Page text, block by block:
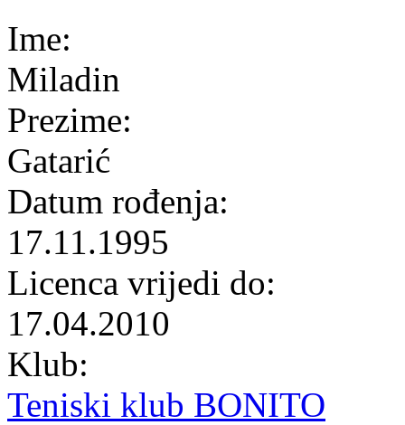
Ime:
Miladin
Prezime:
Gatarić
Datum rođenja:
17.11.1995
Licenca vrijedi do:
17.04.2010
Klub:
Teniski klub BONITO